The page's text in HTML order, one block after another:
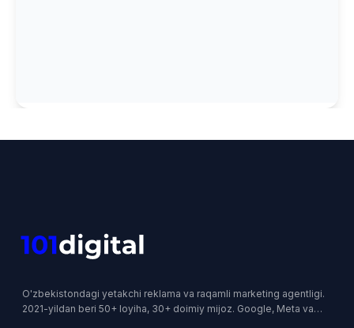
O'zbekistondagi yetakchi reklama va raqamli marketing agentligi.
2021-yildan beri 50+ loyiha, 30+ doimiy mijoz. Google, Meta va